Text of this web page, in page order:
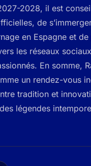
2028, il est
de
en Espagne et
les réseaux
En somme,
un rendez-vous
tradition et
légendes